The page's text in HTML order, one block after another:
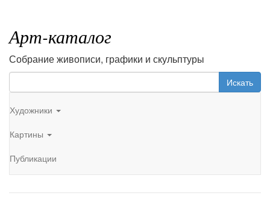
Арт-каталог
Собрание живописи, графики и скульптуры
Искать
Художники
Картины
Публикации